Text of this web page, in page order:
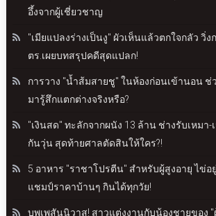
อึ้งจากผู้เชี่ยวชาญ
"เมียแปลงร่างเป็นงู" ผัวเห็นแล้วตกใจกลัว วิ่
ตร.เผยบทสรุปคดีสุดแปลก!
การวาง "น้ำส้มสายชู" ในห้องก่อนเข้านอน ช่
มารู้สึกแตกต่างจริงหรือ?
"เงินสด" ทะลักจากผนัง 13 ล้าน ช่างรับเหมา-
กันวุ่น สุดท้ายศาลตัดสินให้ใคร?!
5 อาหาร "ราชาโปรตีน" สำหรับผู้สูงอายุ ไข่
แชมป์ราคาบ้านๆ กินได้ทุกวัย!
บุพเพสันนิวาส! สาวแต่งงานกับน้องชายของ